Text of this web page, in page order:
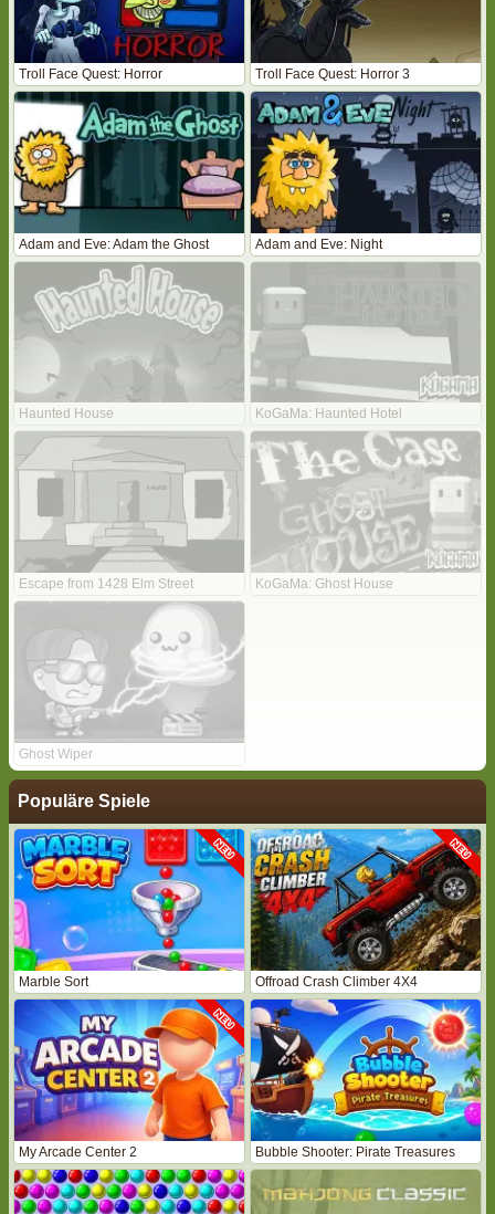
Troll Face Quest: Horror Troll Face Quest: Horror 3
Adam and Eve: Adam the Ghost Adam and Eve: Night
Haunted House KoGaMa: Haunted Hotel
Escape from 1428 Elm Street KoGaMa: Ghost House
Ghost Wiper
Populäre Spiele
Marble Sort Offroad Crash Climber 4X4
My Arcade Center 2 Bubble Shooter: Pirate Treasures